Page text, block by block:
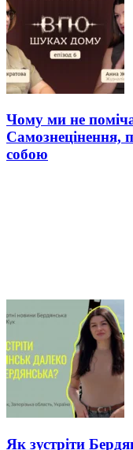
Чому ми не
Самознецінення,
собою
Як зустріти